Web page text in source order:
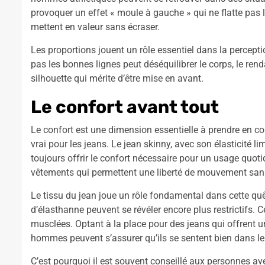
provoquer un effet « moule à gauche » qui ne flatte pas
mettent en valeur sans écraser.
Les proportions jouent un rôle essentiel dans la
pas les bonnes lignes peut déséquilibrer le corps, le
silhouette qui mérite d’être mise en avant.
Le confort avant tout
Le confort est une dimension essentielle à prendre en
vrai pour les jeans. Le jean skinny, avec son élasticité
toujours offrir le confort nécessaire pour un usage
vêtements qui permettent une liberté de mouvement
Le tissu du jean joue un rôle fondamental dans cette
d’élasthanne peuvent se révéler encore plus restrictifs.
musclées. Optant à la place pour des jeans qui offrent
hommes peuvent s’assurer qu’ils se sentent bien dans
C’est pourquoi il est souvent conseillé aux personnes